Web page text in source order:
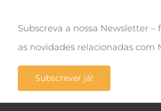
Subscreva a nossa Newsletter
as novidades relacionadas com
Subscrever já!